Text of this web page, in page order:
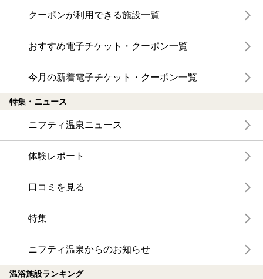
クーポンが利用できる施設一覧
おすすめ電子チケット・クーポン一覧
今月の新着電子チケット・クーポン一覧
特集・ニュース
ニフティ温泉ニュース
体験レポート
口コミを見る
特集
ニフティ温泉からのお知らせ
温浴施設ランキング